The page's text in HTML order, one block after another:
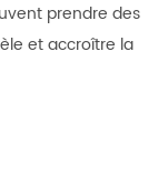
prendre des
et accroître la